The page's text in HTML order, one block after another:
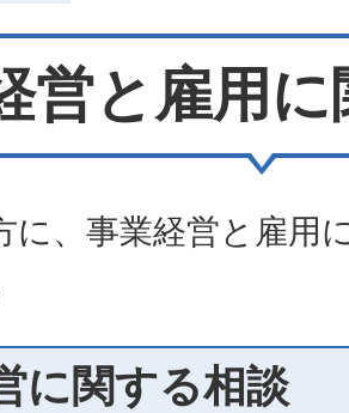
営と雇用
に、事業経営と雇用
に関する相談